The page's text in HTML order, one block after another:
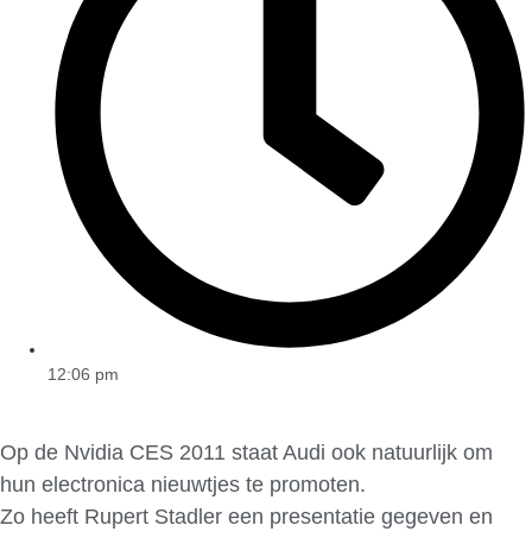
12:06 pm
Op de Nvidia CES 2011 staat Audi ook natuurlijk om
hun electronica nieuwtjes te promoten.
Zo heeft Rupert Stadler een presentatie gegeven en